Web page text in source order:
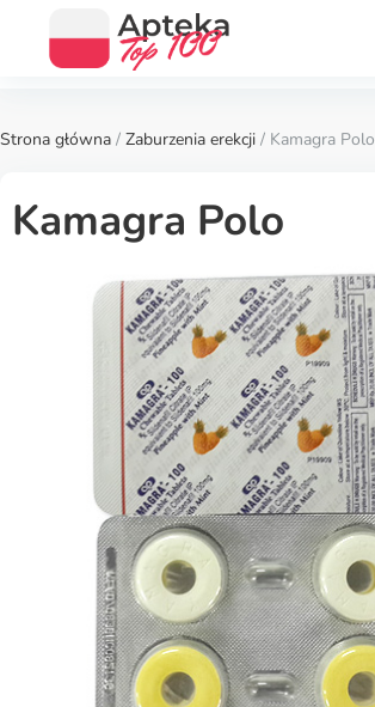
Strona główna / Zaburzenia erekcji / Kamagra Polo
Kamagra Polo